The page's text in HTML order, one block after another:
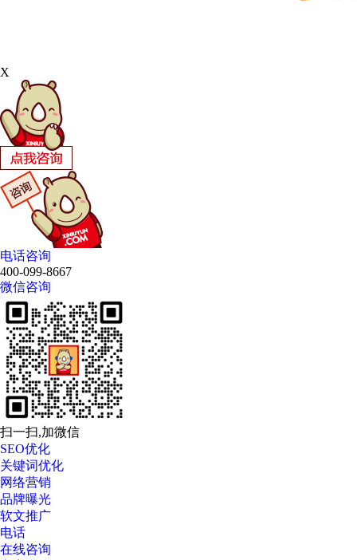
X
电话咨询
400-099-8667
微信咨询
扫一扫,加微信
SEO优化
关键词优化
网络营销
品牌曝光
软文推广
电话
在线咨询